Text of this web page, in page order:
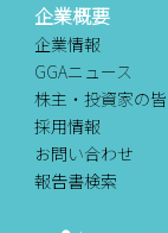
企業概要
企業情報
GGAニュース
株主・投資家の
採用情報
お問い合わせ
報告書検索